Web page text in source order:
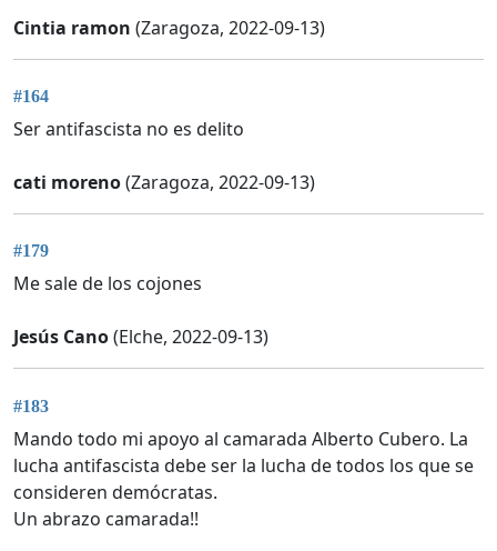
Cintia ramon (Zaragoza, 2022-09-13)
#164
Ser antifascista no es delito
cati moreno(Zaragoza, 2022-09-13)
#179
Me sale de los cojones
Jesús Cano(Elche, 2022-09-13)
#183
Mando todo mi apoyo al camarada Alberto Cubero. La
lucha antifascista debe ser la lucha de todos los que se
consideren demócratas.
Un abrazo camarada!!